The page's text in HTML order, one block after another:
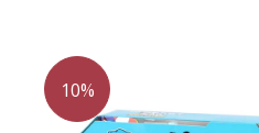
10%